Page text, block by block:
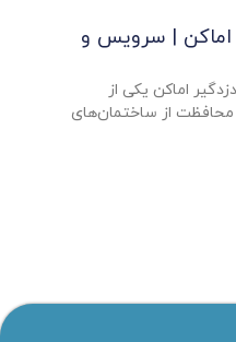
اماکن | سرویس و
اماکن یکی از
محافظت از ساختمان‌های